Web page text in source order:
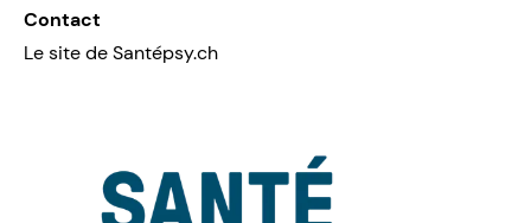
Contact
Le site de Santépsy.ch